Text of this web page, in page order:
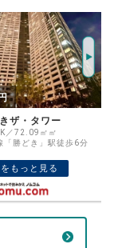
年
%
万円
万円
望売却価
すめ◎
ワー銀座東 22階
／45.60㎡
谷線「八丁堀」駅徒歩5
もっと見る